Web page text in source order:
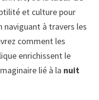
et culture pour
naviguant à travers les
comment les
enrichissent le
lié à la nuit